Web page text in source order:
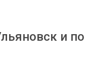
и по